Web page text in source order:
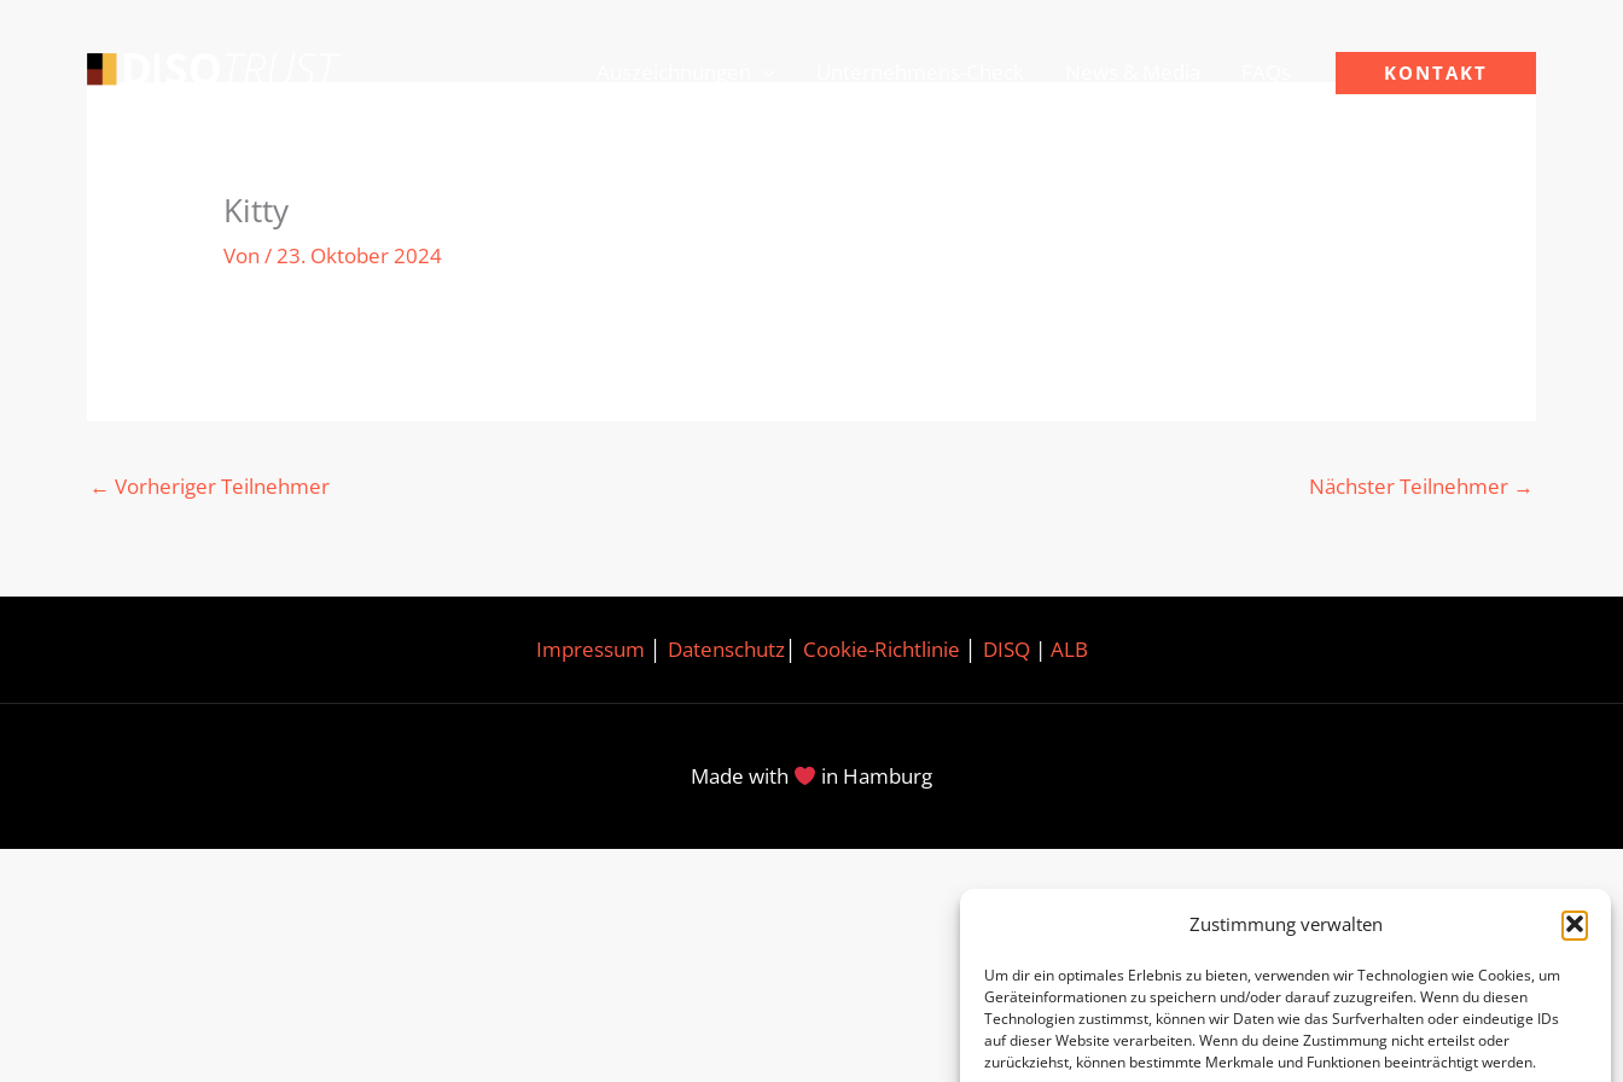
Zustimmung verwalten
Um dir ein optimales Erlebnis zu bieten, verwenden wir Technologien wie Cookies, um
Geräteinformationen zu speichern und/oder darauf zuzugreifen. Wenn du diesen
Technologien zustimmst, können wir Daten wie das Surfverhalten oder eindeutige IDs
auf dieser Website verarbeiten. Wenn du deine Zustimmung nicht erteilst oder
zurückziehst, können bestimmte Merkmale und Funktionen beeinträchtigt werden.
KONTAKT
Kitty
Von/23. Oktober 2024
← Vorheriger Teilnehmer Nächster Teilnehmer →
Impressum Datenschutz│ Cookie-Richtlinie DISQ| ALB
Made with in Hamburg